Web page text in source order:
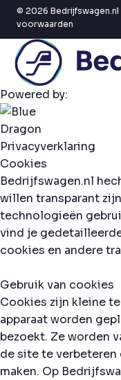
© 2026 Bedrijfswagen.nl
voorwaarden
Powered by:
Privacyverklaring
Cookies
Bedrijfswagen.nl
willen transparant
technologieën
vind je
cookies en andere
Gebruik van cookies
Cookies zijn kleine
apparaat worden
bezoekt. Ze worden
de site te
maken. Op